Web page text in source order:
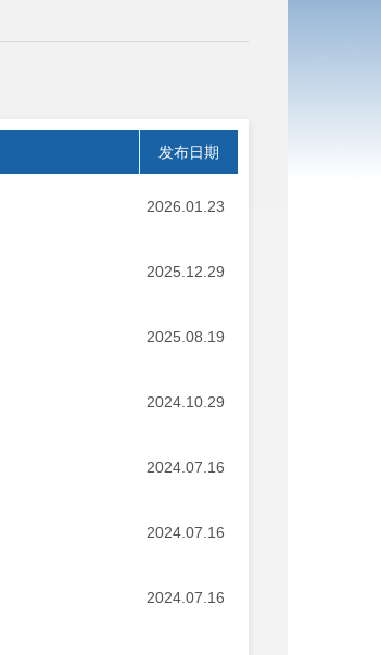
发布日期
2026.01.23
2025.12.29
2025.08.19
2024.10.29
2024.07.16
2024.07.16
2024.07.16